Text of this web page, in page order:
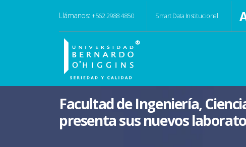
Llámanos:+562 2988 4850 Smart Data Institucional
Facultad de Ingeniería,
presenta sus nuevos